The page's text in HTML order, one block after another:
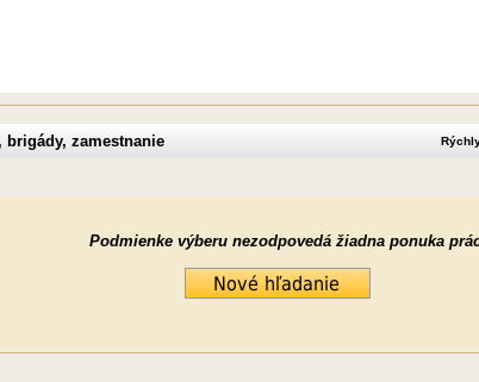
brigády, zamestnanie
Podmienke výberu nezodpovedá žiadna ponuka